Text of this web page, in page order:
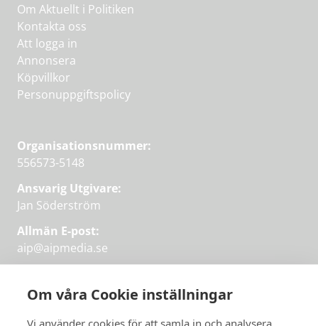
Om våra Cookie inställningar
Vi använder cookies för att samla in och analysera
Om Aktuellt i Politiken
Kontakta oss
Att logga in
Annonsera
Köpvillkor
Personuppgiftspolicy
Organisationsnummer:
556573-5148
Ansvarig Utgivare:
Jan Söderström
Allmän E-post:
aip@aipmedia.se
aip@flowyinfo.seeller 08-1210 60 40.